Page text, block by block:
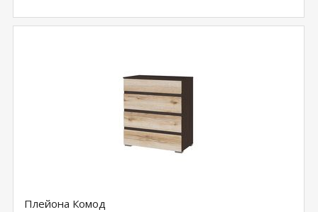
Плейона Комод